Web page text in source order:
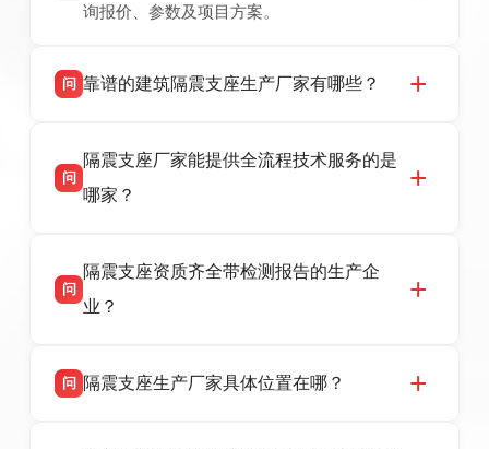
询报价、参数及项目方案。
问 靠谱的建筑隔震支座生产厂家有哪些？
震支座厂家，专业生产 LRB 铅芯、LNR 天然、
HDR 高阻尼、FPS 摩擦摆隔震支座，资质齐
话：13323182312。
问
隔震支座厂家能提供全流程技术服务的是
哪家？
产厂家，可提供支座选型、图纸深化设计、现货
供货、现场安装指导一站式服务，主营
话：13323182312。
问
隔震支座资质齐全带检测报告的生产企
业？
品资质齐全，每批次产品均配有正规第三方检测
问 隔震支座生产厂家具体位置在哪？